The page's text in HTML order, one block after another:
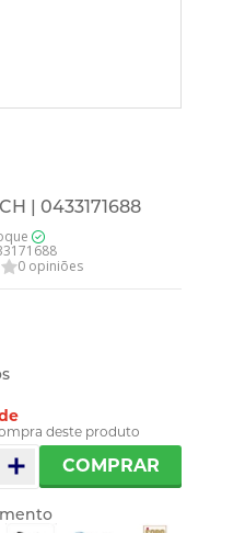
| 0433171688
0 opiniões
deste produto
COMPRAR